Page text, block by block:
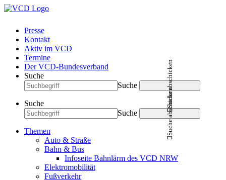
Presse
Kontakt
Aktiv im VCD
Termine
Der VCD-Bundesverband
Suche
Suche
Suche abschicken
Suche
Suche
Suche abschicken
Themen
Auto & Straße
Bahn & Bus
Infoseite Bahnlärm des VCD NRW
Elektromobilität
Fußverkehr